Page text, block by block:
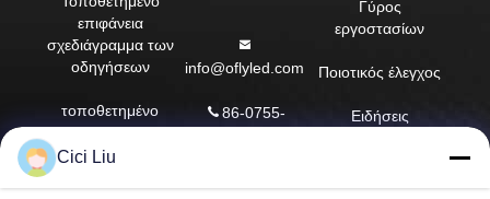
επιφάνεια
σχεδιάγραμμα των
οδηγήσεων
τοποθετημένο
σχεδιάγραμμα των
οδηγήσεων
info@oflyled.com
86-0755-
Γύρος
εργοστασίων
Ποιοτικός έλεγχος
Ειδήσεις
Cici Liu